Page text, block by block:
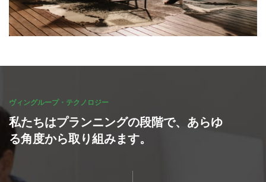
ヴィングループ・テクノロジー
私たちはプランニングの段階で、あらゆ
る角度から取り組みます。